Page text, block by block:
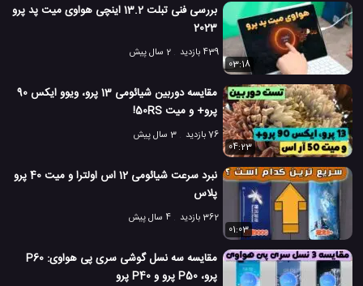
بررسی فنی تبلت 13.2 اینچی هواوی میت پد پرو
2023
439 بازدید
2 سال پیش
03:18
مقایسه دوربین شیائومی 13 پرو، ویوو ایکس 90
پرو+ و میت 50RS!
76 بازدید
3 سال پیش
04:23
نبرد سرعت شیائومی 12 اس اولترا و میت 40 پرو
پلاس
362 بازدید
4 سال پیش
01:03
مقایسه سه نسل گوشی سری پی هواوی: P60
پرو، P50 پرو و P40 پرو